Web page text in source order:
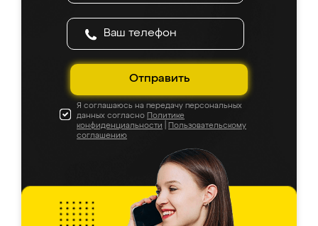
Отправить
Я соглашаюсь на передачу персональных
данных согласно Политике
конфиденциальности
Пользовательскому
соглашению